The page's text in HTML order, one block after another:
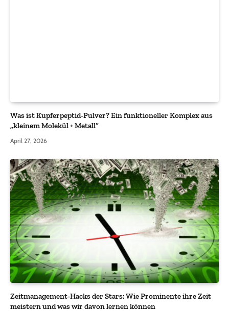
Was ist Kupferpeptid-Pulver? Ein funktioneller Komplex aus
„kleinem Molekül + Metall“
April 27, 2026
Zeitmanagement-Hacks der Stars: Wie Prominente ihre Zeit
meistern und was wir davon lernen können